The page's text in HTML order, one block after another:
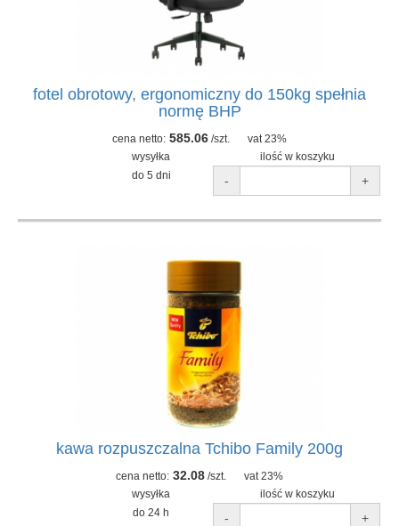
fotel obrotowy, ergonomiczny do 150kg spełnia
normę BHP
cena netto: 585.06 /szt.
vat 23%
wysyłka
ilość w koszyku
do 5 dni
- +
kawa rozpuszczalna Tchibo Family 200g
cena netto: 32.08 /szt.
vat 23%
wysyłka
ilość w koszyku
do 24 h
- +